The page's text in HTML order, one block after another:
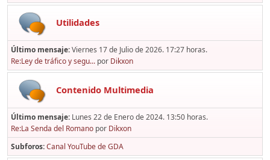
Utilidades
Último mensaje:Viernes 17 de Julio de 2026. 17:27 horas.
Re:Ley de tráfico y segu... por Dikxon
Contenido Multimedia
Último mensaje: Lunes 22 de Enero de 2024. 13:50 horas.
Re:La Senda del Romano por Dikxon
Subforos Canal YouTube de GDA